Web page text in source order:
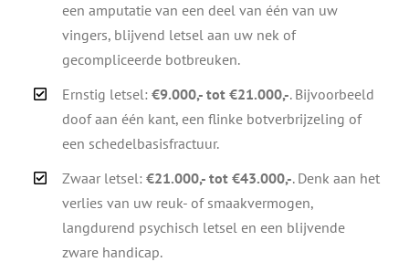
een amputatie van een deel van één van uw
vingers, blijvend letsel aan uw nek of
gecompliceerde botbreuken.
Ernstig letsel:€9.000,- tot €21.000,-. Bijvoorbeeld
doof aan één kant, een flinke botverbrijzeling of
een schedelbasisfractuur.
Zwaar letsel:€21.000,- tot €43.000,-. Denk aan het
verlies van uw reuk- of smaakvermogen,
langdurend psychisch letsel en een blijvende
zware handicap.